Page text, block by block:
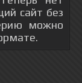
сайт без
можно